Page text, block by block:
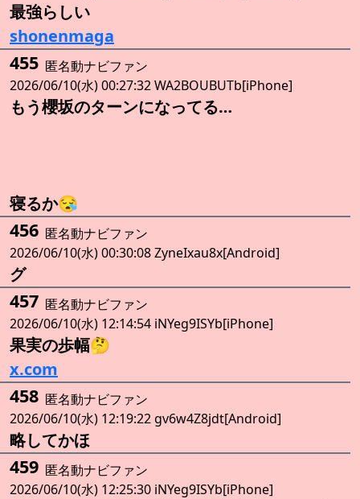
最強らしい
shonenmaga
455 匿名動ナビファン
2026/06/10(水) 00:27:32 WA2BOUBUTb[iPhone]
もう櫻坂のターンになってる…
寝るか😪
456 匿名動ナビファン
2026/06/10(水) 00:30:08 ZyneIxau8x[Android]
グ
457 匿名動ナビファン
2026/06/10(水) 12:14:54 iNYeg9ISYb[iPhone]
果実の歩幅🤔
x.com
458 匿名動ナビファン
2026/06/10(水) 12:19:22 gv6w4Z8jdt[Android]
略してかほ
459 匿名動ナビファン
2026/06/10(水) 12:25:30 iNYeg9ISYb[iPhone]